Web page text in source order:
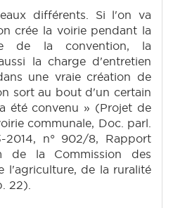
différents. Si l'on va
crée la voirie pendant la
de la convention, la
la charge d'entretien
une vraie création de
sort au bout d'un certain
été convenu » (Projet de
communale, Doc. parl.
2014, n° 902/8, Rapport
de la Commission des
l'agriculture, de la ruralité
22).